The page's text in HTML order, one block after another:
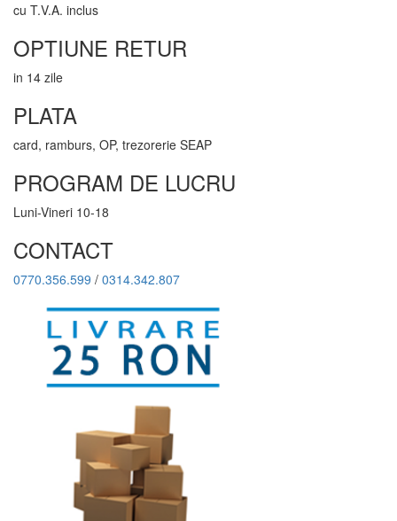
cu T.V.A. inclus
OPTIUNE RETUR
in 14 zile
PLATA
card, ramburs, OP, trezorerie SEAP
PROGRAM DE LUCRU
Luni-Vineri 10-18
CONTACT
0770.356.599 / 0314.342.807